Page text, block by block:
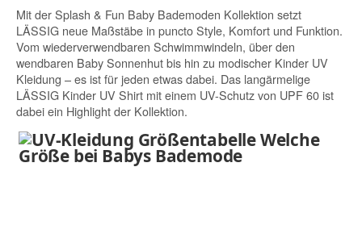
Mit der Splash & Fun Baby Bademoden Kollektion setzt
LÄSSIG neue Maßstäbe in puncto Style, Komfort und Funktion.
Vom wiederverwendbaren Schwimmwindeln, über den
wendbaren Baby Sonnenhut bis hin zu modischer Kinder UV
Kleidung – es ist für jeden etwas dabei. Das langärmelige
LÄSSIG Kinder UV Shirt mit einem UV-Schutz von UPF 60 ist
dabei ein Highlight der Kollektion.